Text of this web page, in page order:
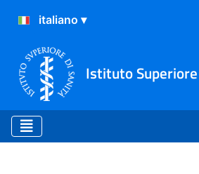
Istituto